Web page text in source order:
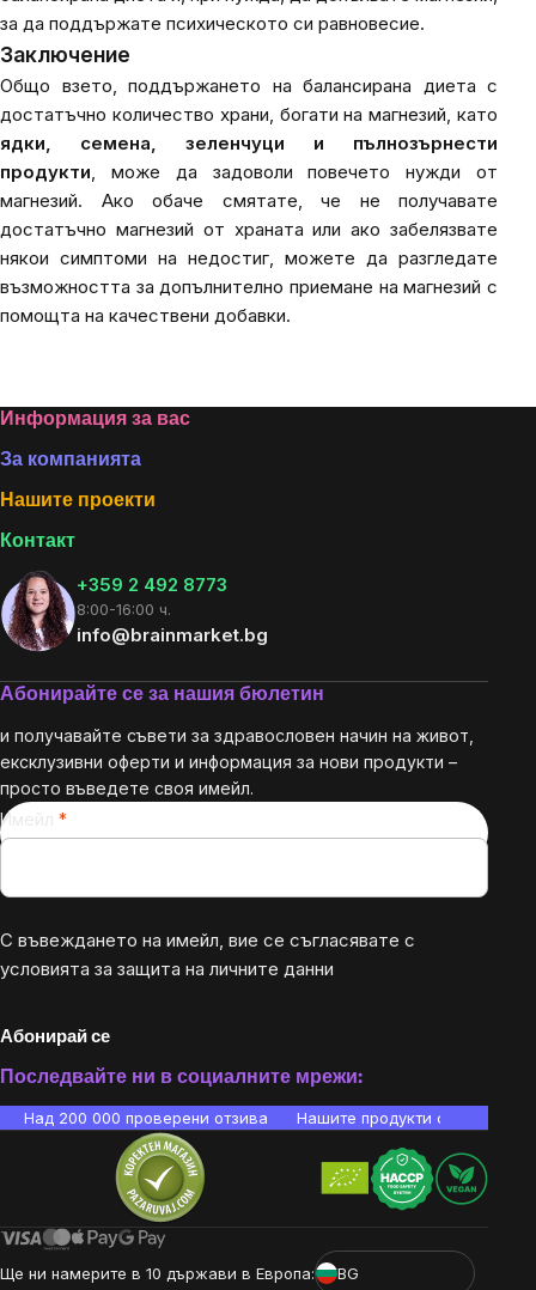
за да поддържате психическото си равновесие.
Заключение
Общо взето, поддържането на балансирана диета с
достатъчно количество храни, богати на магнезий, като
ядки, семена, зеленчуци и пълнозърнести
продукти, може да задоволи повечето нужди от
магнезий. Ако обаче смятате, че не получавате
достатъчно магнезий от храната или ако забелязвате
някои симптоми на недостиг, можете да разгледате
възможността за допълнително приемане на магнезий с
помощта на качествени добавки.
Footer
Информация за вас
За компанията
Нашите проекти
Контакт
+359 2 492 8773
8:00-16:00 ч.
info@brainmarket.bg
Абонирайте се за нашия бюлетин
и получавайте съвети за здравословен начин на живот,
ексклузивни оферти и информация за нови продукти –
просто въведете своя имейл.
Имейл
С въвеждането на имейл, вие се съгласявате с
условията за защита на личните данни
Абонирай се
Последвайте ни в социалните мрежи:
Над 200 000 проверени отзива Нашите продукти са
Ще ни намерите в 10 държави в Европа: BG